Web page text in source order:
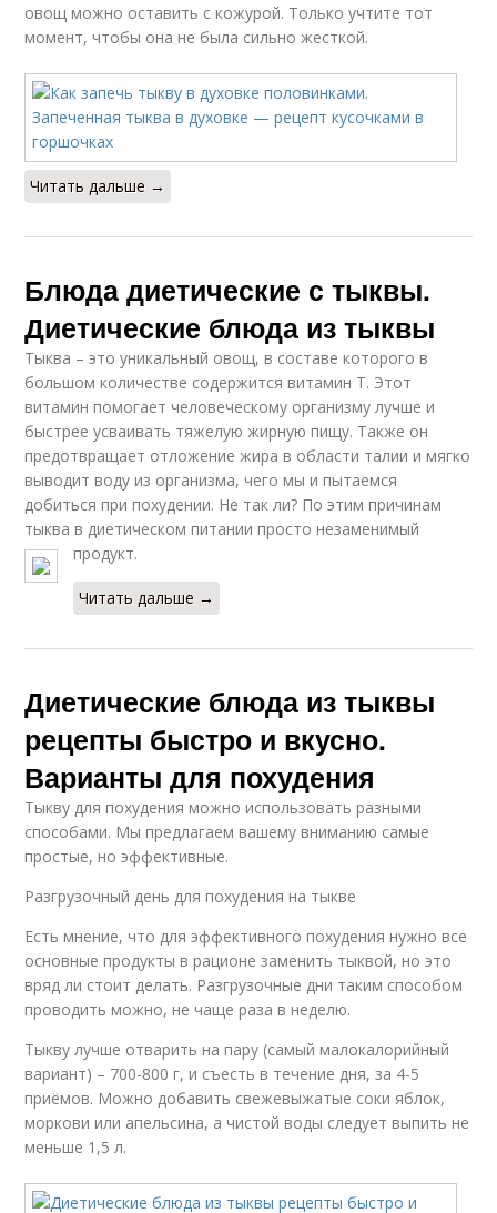
овощ можно оставить с кожурой. Только учтите тот
момент, чтобы она не была сильно жесткой.
Читать дальше →
Блюда диетические с тыквы.
Диетические блюда из тыквы
Тыква – это уникальный овощ, в составе которого в
большом количестве содержится витамин Т. Этот
витамин помогает человеческому организму лучше и
быстрее усваивать тяжелую жирную пищу. Также он
предотвращает отложение жира в области талии и мягко
выводит воду из организма, чего мы и пытаемся
добиться при похудении. Не так ли? По этим причинам
тыква в диетическом питании просто незаменимый
продукт.
Читать дальше →
Диетические блюда из тыквы
рецепты быстро и вкусно.
Варианты для похудения
Тыкву для похудения можно использовать разными
способами. Мы предлагаем вашему вниманию самые
простые, но эффективные.
Разгрузочный день для похудения на тыкве
Есть мнение, что для эффективного похудения нужно все
основные продукты в рационе заменить тыквой, но это
вряд ли стоит делать. Разгрузочные дни таким способом
проводить можно, не чаще раза в неделю.
Тыкву лучше отварить на пару (самый малокалорийный
вариант) – 700-800 г, и съесть в течение дня, за 4-5
приёмов. Можно добавить свежевыжатые соки яблок,
моркови или апельсина, а чистой воды следует выпить не
меньше 1,5 л.